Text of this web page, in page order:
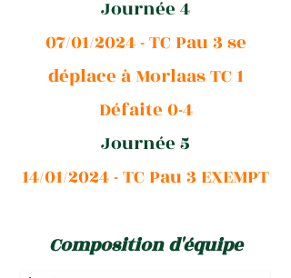
Journée 4
07/01/2024 - TC Pau 3 se
déplace à Morlaas TC 1
Défaite 0-4
Journée 5
14/01/2024 - TC Pau 3 EXEMPT
Composition d'équipe